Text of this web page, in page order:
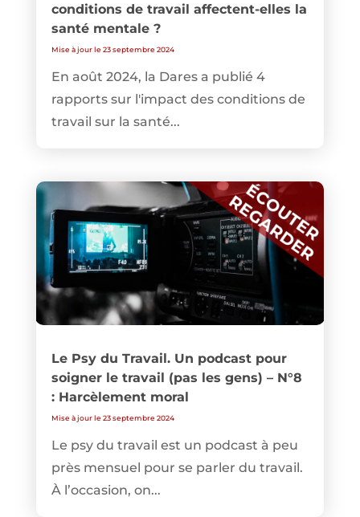
conditions de travail affectent-elles la
santé mentale ?
Mise à jour le 23 septembre 2024
En août 2024, la Dares a publié 4
rapports sur l'impact des conditions de
travail sur la santé...
Le Psy du Travail. Un podcast pour
soigner le travail (pas les gens) – N°8
: Harcèlement moral
Mise à jour le 23 septembre 2024
Le psy du travail est un podcast à peu
près mensuel pour se parler du travail.
À l’occasion, on...